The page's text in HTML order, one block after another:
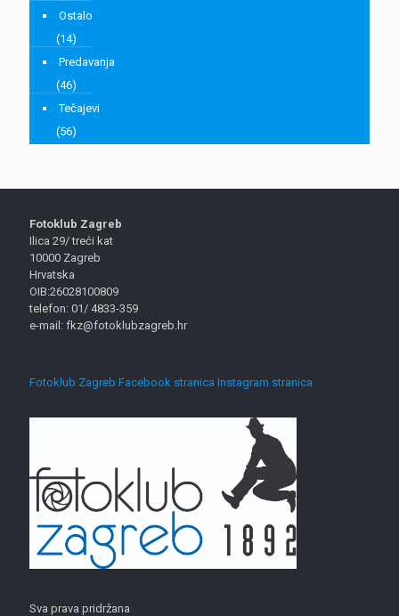
Ostalo
(14)
Predavanja
(46)
Tečajevi
(56)
Fotoklub Zagreb
Ilica 29/ treći kat
10000 Zagreb
Hrvatska
OIB:26028100809
telefon: 01/ 4833-359
e-mail: fkz@fotoklubzagreb.hr
Fotoklub Zagreb Facebook stranica Instagram stranica
Sva prava pridržana